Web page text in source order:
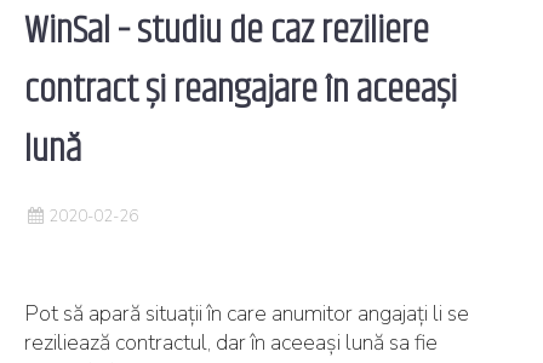
WinSal – studiu de caz reziliere
contract și reangajare în aceeași
lună
2020-02-26
Pot să apară situații în care anumitor angajați li se
reziliează contractul, dar în aceeași lună sa fie